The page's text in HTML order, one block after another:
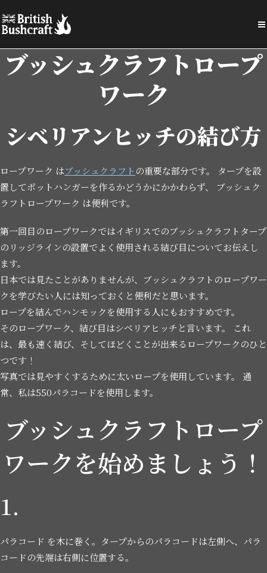
ブッシュクラフトロープ
ワーク
シベリアンヒッチの結び方
ロープワーク はブッシュクラフト の重要な部分です。 タープを設
置してポットハンガーを作るかどうかにかかわらず、 ブッシュク
ラフトロープワーク は便利です。
第一回目のロープワークではイギリスでのブッシュクラフトタープ
のリッジラインの設置でよく使用される結び目についてお伝えし
ます。
日本では見たことがありませんが、ブッシュクラフトのロープワー
クを学びたい人には知っておくと便利だと思います。
ロープを結んでハンモックを使用する人にもおすすめです。
そのロープワーク、結び目はシベリアヒッチと言います。 これ
は、最も速く結び、そしてほどくことが出来るロープワークのひと
つです！
写真では見やすくするために太いロープを使用しています。 通
常、私は550パラコードを使用します。
ブッシュクラフトロープ
ワークを始めましょう！
1.
パラコード を木に巻く。タープからのパラコードは左側へ、パラ
コードの先端は右側に位置する。